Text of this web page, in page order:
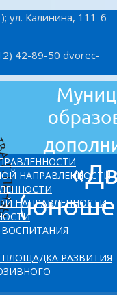
ул. Калинина, 111-б
42-89-50 dvorec-
НАПРАВЛЕННОСТИ
НАПРАВЛЕННОСТИ
ПЛОЩАДКА РАЗВИТИЯ